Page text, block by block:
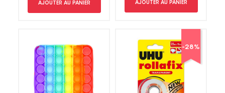
AJOUTER AU PANIER AJOUTER AU PANIER
-28%